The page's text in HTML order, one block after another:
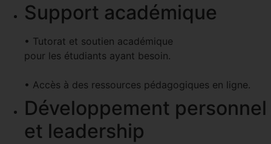
Support académique
• Tutorat et soutien académique
pour les étudiants ayant besoin.
• Accès à des ressources pédagogiques en ligne.
Développement personnel
et leadership